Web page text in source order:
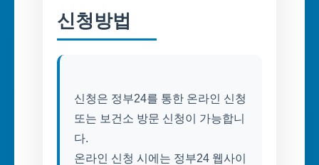
신청방법
신청은 정부24를 통한 온라인 신청
또는 보건소 방문 신청이 가능합니
다.
온라인 신청 시에는 정부24 웹사이